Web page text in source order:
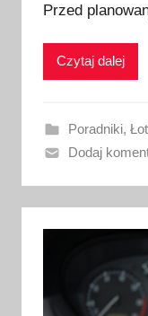
i
w
n
o
Przed
Czytaj dalej
Poradniki,
Dodaj